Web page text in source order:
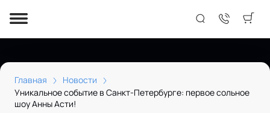
Главная
Новости
Уникальное событие в Санкт-Петербурге: первое сольное
шоу Анны Асти!